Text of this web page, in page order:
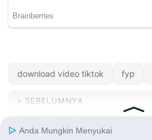
download video tiktok fyp
« SEBELUMNYA
Shopee Tebak Kata